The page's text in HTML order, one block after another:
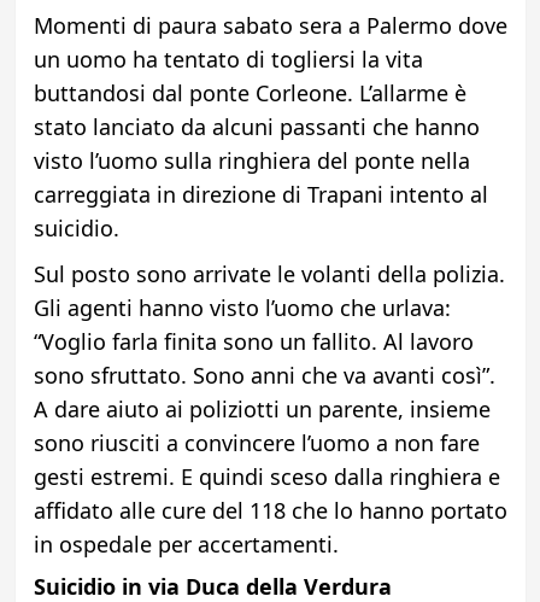
Momenti di paura sabato sera a Palermo dove
un uomo ha tentato di togliersi la vita
buttandosi dal ponte Corleone. L’allarme è
stato lanciato da alcuni passanti che hanno
visto l’uomo sulla ringhiera del ponte nella
carreggiata in direzione di Trapani intento al
suicidio.
Sul posto sono arrivate le volanti della polizia.
Gli agenti hanno visto l’uomo che urlava:
“Voglio farla finita sono un fallito. Al lavoro
sono sfruttato. Sono anni che va avanti così”.
A dare aiuto ai poliziotti un parente, insieme
sono riusciti a convincere l’uomo a non fare
gesti estremi. E quindi sceso dalla ringhiera e
affidato alle cure del 118 che lo hanno portato
in ospedale per accertamenti.
Suicidio in via Duca della Verdura